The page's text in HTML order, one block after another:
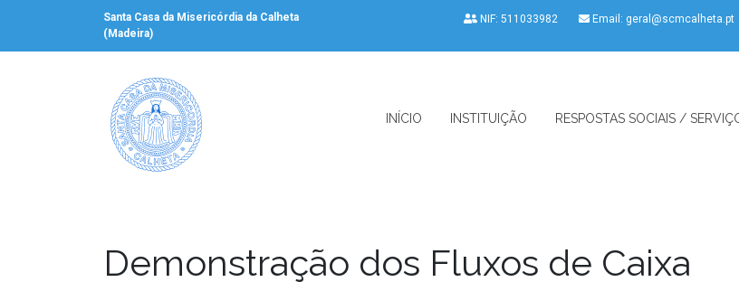
Santa Casa da Misericórdia da Calheta
(Madeira)
NIF: 511033982 Email: geral@scmcalheta.pt
INÍCIO INSTITUIÇÃO RESPOSTAS SOCIAIS /
Demonstração dos Fluxos de Caixa